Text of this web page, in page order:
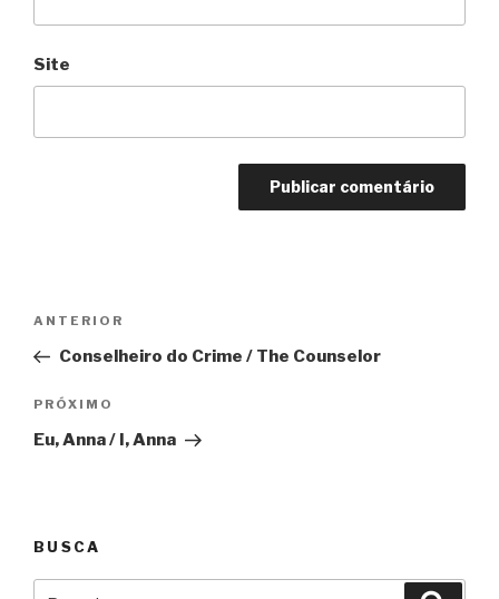
Site
Post
Anterior
ANTERIOR
Conselheiro do Crime / The Counselor
Próximo
PRÓXIMO
Eu, Anna / I, Anna
BUSCA